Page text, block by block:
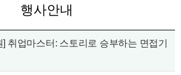
행사안내
] 취업마스터: 스토리로 승부하는 면접기